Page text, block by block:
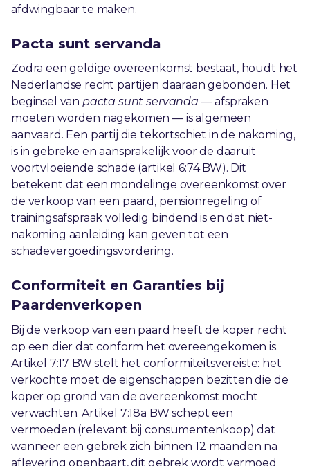
afdwingbaar te maken.
Pacta sunt servanda
Zodra een geldige overeenkomst bestaat, houdt het
Nederlandse recht partijen daaraan gebonden. Het
beginsel van pacta sunt servanda — afspraken
moeten worden nagekomen — is algemeen
aanvaard. Een partij die tekortschiet in de nakoming,
is in gebreke en aansprakelijk voor de daaruit
voortvloeiende schade (artikel 6:74 BW). Dit
betekent dat een mondelinge overeenkomst over
de verkoop van een paard, pensionregeling of
trainingsafspraak volledig bindend is en dat niet-
nakoming aanleiding kan geven tot een
schadevergoedingsvordering.
Conformiteit en Garanties bij
Paardenverkopen
Bij de verkoop van een paard heeft de koper recht
op een dier dat conform het overeengekomen is.
Artikel 7:17 BW stelt het conformiteitsvereiste: het
verkochte moet de eigenschappen bezitten die de
koper op grond van de overeenkomst mocht
verwachten. Artikel 7:18a BW schept een
vermoeden (relevant bij consumentenkoop) dat
wanneer een gebrek zich binnen 12 maanden na
aflevering openbaart, dit gebrek wordt vermoed